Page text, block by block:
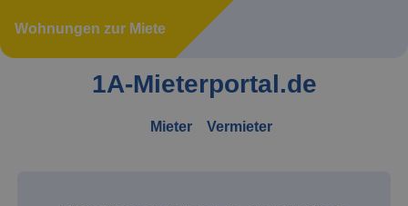
Wohnungen zur Miete
1A-Mieterportal.de
Mieter Vermieter